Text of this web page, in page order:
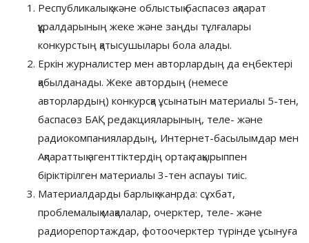
Республикалық және облыстық баспасөз ақпарат
құралдарының жеке және заңды тұлғалары
конкурстың қатысушылары бола алады.
Еркін журналистер мен авторлардың да еңбектері
қабылданады. Жеке автордың (немесе
авторлардың) конкурсқа ұсынатын материалы 5-тен,
баспасөз БАҚ редакцияларының, теле- және
радиокомпаниялардың, Интернет-басылымдар мен
Ақпараттық агенттіктердің ортақ тақырыппен
біріктірілген материалы 3-тен аспауы тиіс.
Материалдарды барлық жанрда: сұхбат,
проблемалық мақалалар, очерктер, теле- және
радиорепортаждар, фотоочерктер түрінде ұсынуға